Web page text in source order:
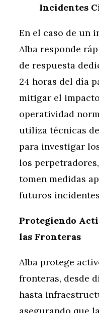
Incidentes
En el caso de un
Alba responde
de respuesta
24 horas del día
mitigar el
operatividad
utiliza técnicas
para investigar
los
tomen medidas
futuros
Protegiendo
las Fronteras
Alba protege
fronteras, desde
hasta